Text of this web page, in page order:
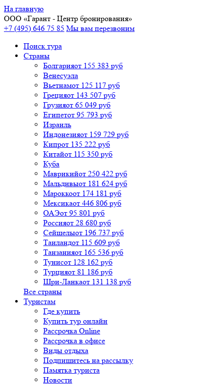
На главную
ООО «Гарант - Центр бронирования»
+7 (495) 646 75 85 Мы вам перезвоним
Поиск тура
Cтраны
Болгарияот 155 383 руб
Венесуэла
Вьетнамот 125 117 руб
Грецияот 143 507 руб
Грузияот 65 049 руб
Египетот 95 793 руб
Израиль
Индонезияот 159 729 руб
Кипрот 135 222 руб
Китайот 115 350 руб
Куба
Маврикийот 250 422 руб
Мальдивыот 181 624 руб
Мароккоот 174 181 руб
Мексикаот 446 806 руб
ОАЭот 95 801 руб
Россияот 28 680 руб
Сейшелыот 196 737 руб
Таиландот 115 609 руб
Танзанияот 165 536 руб
Тунисот 128 162 руб
Турцияот 81 186 руб
Шри-Ланкаот 131 138 руб
Все страны
Туристам
Где купить
Купить тур онлайн
Рассрочка Online
Рассрочка в офисе
Виды отдыха
Подпишитесь на рассылку
Памятка туриста
Новости